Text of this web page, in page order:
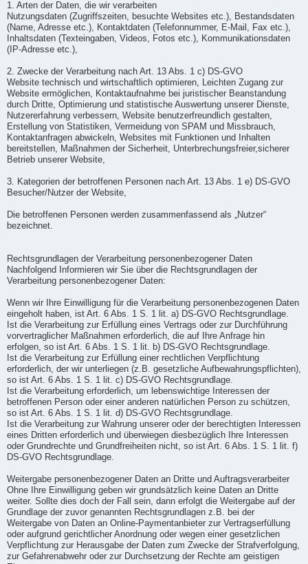
1. Arten der Daten, die wir verarbeiten
Nutzungsdaten (Zugriffszeiten, besuchte Websites etc.), Bestandsdaten
(Name, Adresse etc.), Kontaktdaten (Telefonnummer, E-Mail, Fax etc.),
Inhaltsdaten (Texteingaben, Videos, Fotos etc.), Kommunikationsdaten
(IP-Adresse etc.),
2. Zwecke der Verarbeitung nach Art. 13 Abs. 1 c) DS-GVO
Website technisch und wirtschaftlich optimieren, Leichten Zugang zur
Website ermöglichen, Kontaktaufnahme bei juristischer Beanstandung
durch Dritte, Optimierung und statistische Auswertung unserer Dienste,
Nutzererfahrung verbessern, Website benutzerfreundlich gestalten,
Erstellung von Statistiken, Vermeidung von SPAM und Missbrauch,
Kontaktanfragen abwickeln, Websites mit Funktionen und Inhalten
bereitstellen, Maßnahmen der Sicherheit, Unterbrechungsfreier,sicherer
Betrieb unserer Website,
3. Kategorien der betroffenen Personen nach Art. 13 Abs. 1 e) DS-GVO
Besucher/Nutzer der Website,
Die betroffenen Personen werden zusammenfassend als „Nutzer“
bezeichnet.
Rechtsgrundlagen der Verarbeitung personenbezogener Daten
Nachfolgend Informieren wir Sie über die Rechtsgrundlagen der
Verarbeitung personenbezogener Daten:
Wenn wir Ihre Einwilligung für die Verarbeitung personenbezogenen Daten
eingeholt haben, ist Art. 6 Abs. 1 S. 1 lit. a) DS-GVO Rechtsgrundlage.
Ist die Verarbeitung zur Erfüllung eines Vertrags oder zur Durchführung
vorvertraglicher Maßnahmen erforderlich, die auf Ihre Anfrage hin
erfolgen, so ist Art. 6 Abs. 1 S. 1 lit. b) DS-GVO Rechtsgrundlage.
Ist die Verarbeitung zur Erfüllung einer rechtlichen Verpflichtung
erforderlich, der wir unterliegen (z.B. gesetzliche Aufbewahrungspflichten),
so ist Art. 6 Abs. 1 S. 1 lit. c) DS-GVO Rechtsgrundlage.
Ist die Verarbeitung erforderlich, um lebenswichtige Interessen der
betroffenen Person oder einer anderen natürlichen Person zu schützen,
so ist Art. 6 Abs. 1 S. 1 lit. d) DS-GVO Rechtsgrundlage.
Ist die Verarbeitung zur Wahrung unserer oder der berechtigten Interessen
eines Dritten erforderlich und überwiegen diesbezüglich Ihre Interessen
oder Grundrechte und Grundfreiheiten nicht, so ist Art. 6 Abs. 1 S. 1 lit. f)
DS-GVO Rechtsgrundlage.
Weitergabe personenbezogener Daten an Dritte und Auftragsverarbeiter
Ohne Ihre Einwilligung geben wir grundsätzlich keine Daten an Dritte
weiter. Sollte dies doch der Fall sein, dann erfolgt die Weitergabe auf der
Grundlage der zuvor genannten Rechtsgrundlagen z.B. bei der
Weitergabe von Daten an Online-Paymentanbieter zur Vertragserfüllung
oder aufgrund gerichtlicher Anordnung oder wegen einer gesetzlichen
Verpflichtung zur Herausgabe der Daten zum Zwecke der Strafverfolgung,
zur Gefahrenabwehr oder zur Durchsetzung der Rechte am geistigen